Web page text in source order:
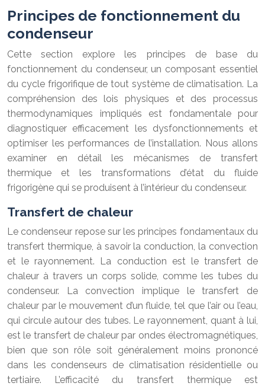
Principes de fonctionnement du
condenseur
Cette section explore les principes de base du
fonctionnement du condenseur, un composant essentiel
du cycle frigorifique de tout système de climatisation. La
compréhension des lois physiques et des processus
thermodynamiques impliqués est fondamentale pour
diagnostiquer efficacement les dysfonctionnements et
optimiser les performances de l’installation. Nous allons
examiner en détail les mécanismes de transfert
thermique et les transformations d’état du fluide
frigorigène qui se produisent à l’intérieur du condenseur.
Transfert de chaleur
Le condenseur repose sur les principes fondamentaux du
transfert thermique, à savoir la conduction, la convection
et le rayonnement. La conduction est le transfert de
chaleur à travers un corps solide, comme les tubes du
condenseur. La convection implique le transfert de
chaleur par le mouvement d’un fluide, tel que l’air ou l’eau,
qui circule autour des tubes. Le rayonnement, quant à lui,
est le transfert de chaleur par ondes électromagnétiques,
bien que son rôle soit généralement moins prononcé
dans les condenseurs de climatisation résidentielle ou
tertiaire. L’efficacité du transfert thermique est